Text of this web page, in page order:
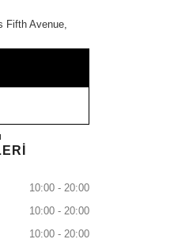
Fifth Avenue,
FIFTH AVENUE TROY
10:00 - 20:00
10:00 - 20:00
10:00 - 20:00